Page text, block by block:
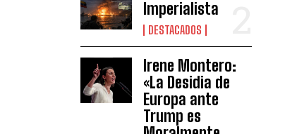
Imperialista
DESTACADOS
Irene Montero:
«La Desidia de
Europa ante
Trump es